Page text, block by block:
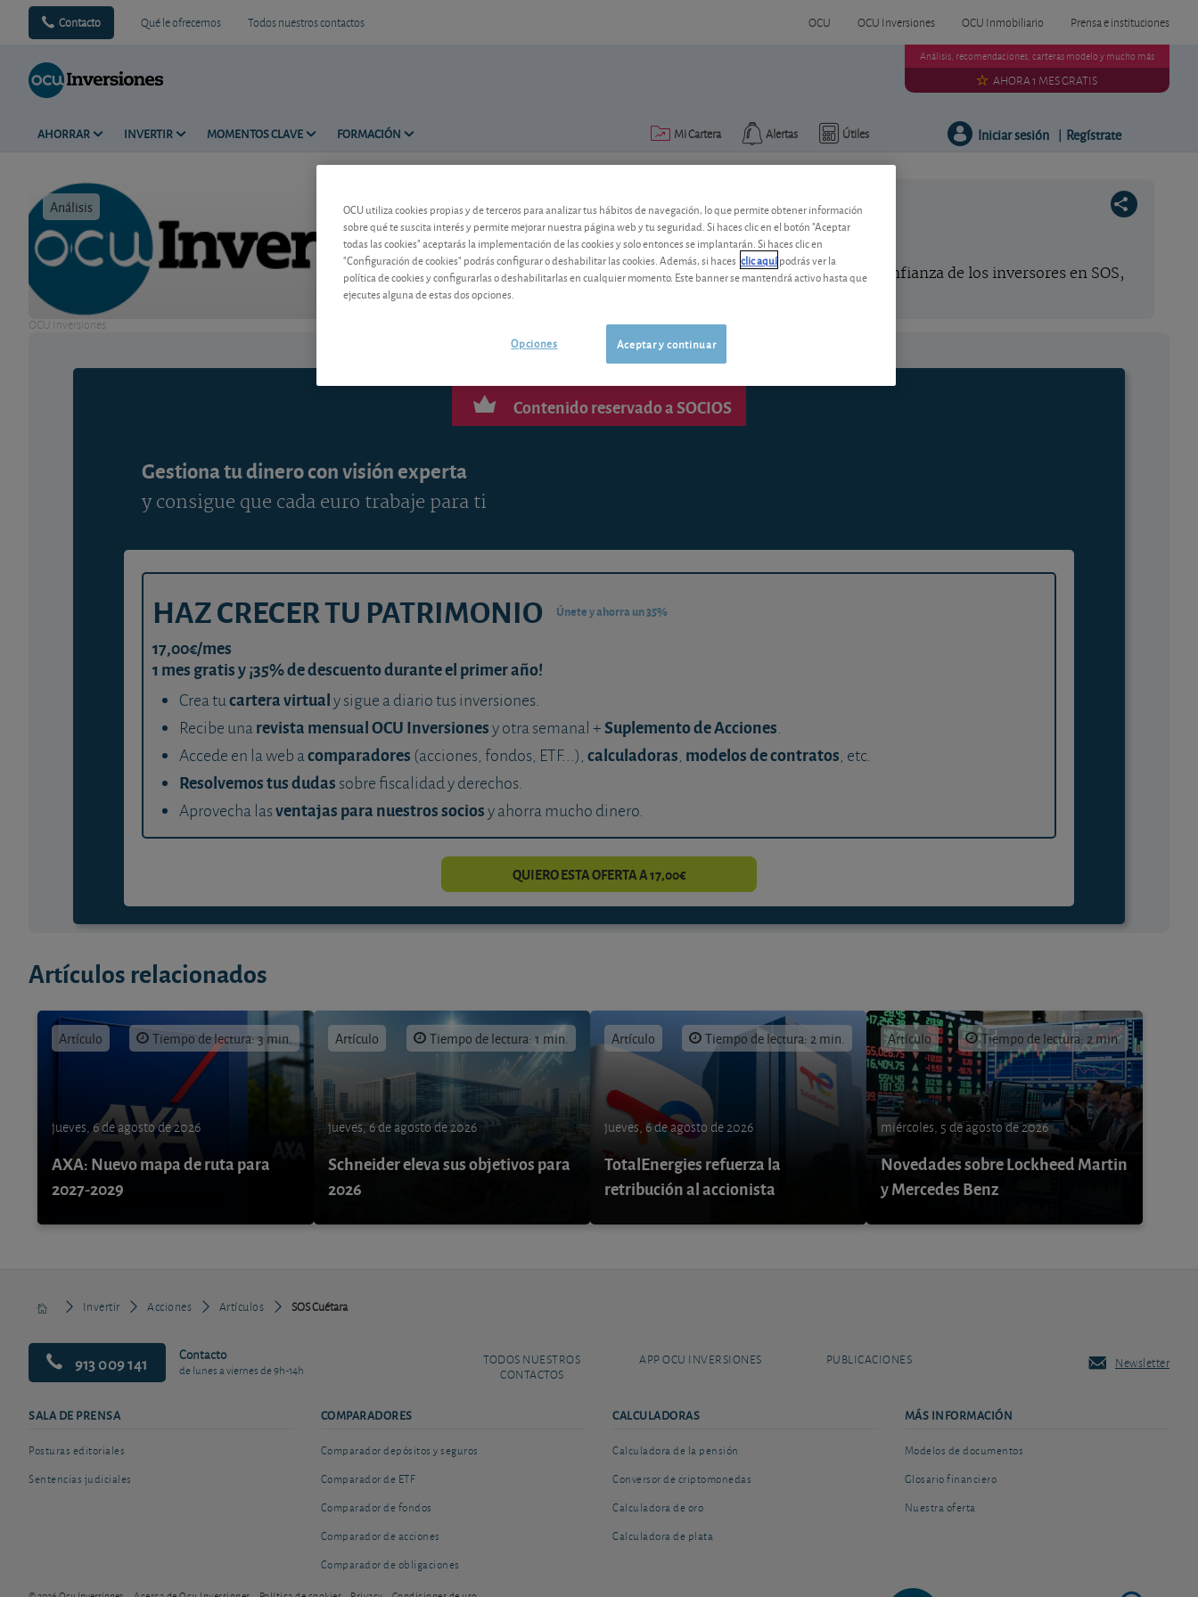
Contacto Qué le ofrecemos Todos nuestros contactos OCU OCU Inversiones OCU Inmobiliario Prensa e instituciones
AHORRAR INVERTIR MOMENTOS CLAVE FORMACIÓN Útiles
Alertas
Mi Cartera
Análisis, recomendaciones, carteras modelo y mucho más
AHORA 1 MES GRATIS
Iniciar sesión | Regístrate
Análisis Tiempo de lectura: 2 min.
OCU Inversiones
SOS Cuétara
Las prácticas comerciales irregulares mermarán la confianza de los inversores en SOS,
Contenido reservado a SOCIOS
Gestiona tu dinero con visión experta
y consigue que cada euro trabaje para ti
HAZ CRECER TU PATRIMONIO Únete y ahorra un 35%
17,00€/mes
1 mes gratis y ¡35% de descuento durante el primer año!
Crea tucartera virtualy sigue a diario tus inversiones.
Recibe unarevista mensual OCU Inversionesy otra semanal +Suplemento de Acciones.
Accede en la web acomparadores (acciones, fondos, ETF...), calculadoras, modelos de contratos, etc.
Resolvemos tus dudas sobre fiscalidad y derechos.
Aprovecha lasventajas para nuestros sociosy ahorra mucho dinero.
QUIERO ESTA OFERTA A 17,00€
Artículos relacionados
Artículo Tiempo de lectura: 3 min.
jueves, 6 de agosto de 2026
AXA: Nuevo mapa de ruta para
2027-2029
Artículo Tiempo de lectura: 1 min.
jueves, 6 de agosto de 2026
Schneider eleva sus objetivos para
2026
Artículo Tiempo de lectura: 2 min.
jueves, 6 de agosto de 2026
TotalEnergies refuerza la
retribución al accionista
Artículo Tiempo de lectura: 2 min.
miércoles, 5 de agosto de 2026
Novedades sobre Lockheed Martin
y Mercedes Benz
Invertir Acciones Artículos SOS Cuétara
913 009 141 Contacto
de lunes a viernes de 9h-14h
TODOS NUESTROS
CONTACTOS
APP OCU INVERSIONES PUBLICACIONES Newsletter
SALA DE PRENSA
Posturas editoriales
Sentencias judiciales
COMPARADORES
Comparador depósitos y seguros
Comparador de ETF
Comparador de fondos
Comparador de acciones
Comparador de obligaciones
CALCULADORAS
Calculadora de la pensión
Conversor de criptomonedas
Calculadora de oro
Calculadora de plata
MÁS INFORMACIÓN
Modelos de documentos
Glosario financiero
Nuestra oferta
OCU utiliza cookies propias y de terceros para analizar tus hábitos de navegación, lo que permite obtener información
sobre qué te suscita interés y permite mejorar nuestra página web y tu seguridad. Si haces clic en el botón "Aceptar
todas las cookies" aceptarás la implementación de las cookies y solo entonces se implantarán. Si haces clic en
"Configuración de cookies" podrás configurar o deshabilitar las cookies. Además, si haces clic aquípodrás ver la
política de cookies y configurarlas o deshabilitarlas en cualquier momento. Este banner se mantendrá activo hasta que
ejecutes alguna de estas dos opciones.
Aceptar y continuar
Opciones